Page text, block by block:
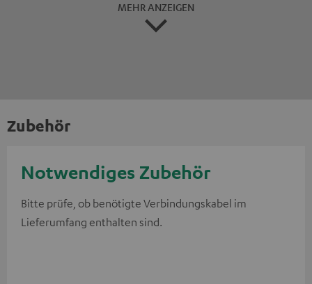
MEHR ANZEIGEN
Zubehör
Notwendiges Zubehör
Bitte prüfe, ob benötigte Verbindungskabel im
Lieferumfang enthalten sind.